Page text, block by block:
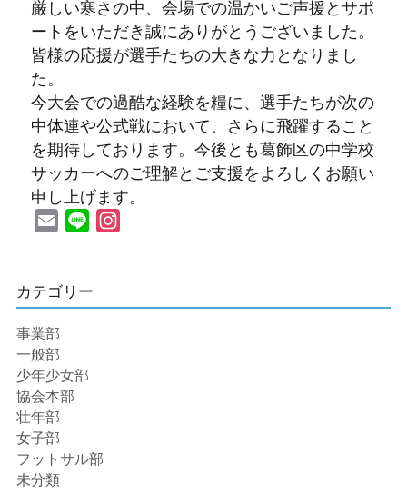
厳しい寒さの中、会場での温かいご声援とサポ
ートをいただき誠にありがとうございました。
皆様の応援が選手たちの大きな力となりまし
た。
今大会での過酷な経験を糧に、選手たちが次の
中体連や公式戦において、さらに飛躍すること
を期待しております。今後とも葛飾区の中学校
サッカーへのご理解とご支援をよろしくお願い
申し上げます。
Email Line
カテゴリー
事業部
一般部
少年少女部
協会本部
壮年部
女子部
フットサル部
未分類